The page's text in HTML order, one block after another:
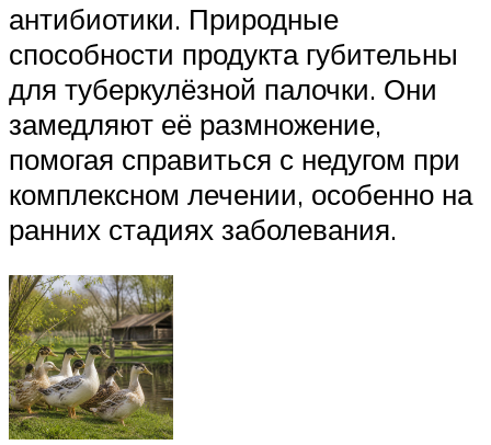
антибиотики. Природные
способности продукта губительны
для туберкулёзной палочки. Они
замедляют её размножение,
помогая справиться с недугом при
комплексном лечении, особенно на
ранних стадиях заболевания.